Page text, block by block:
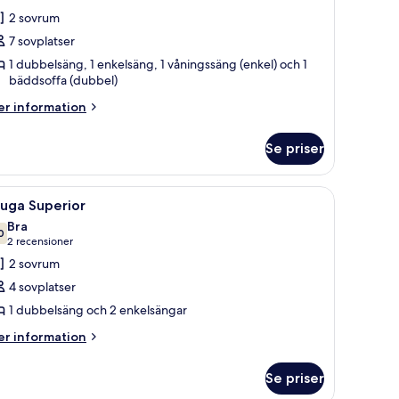
2 sovrum
7 sovplatser
1 dubbelsäng, 1 enkelsäng, 1 våningssäng (enkel) och 1
bäddsoffa (dubbel)
information
Se priser
en soffa och ett litet kök.Ett kompakt bostadsutrymme med ett litet
6 Superior
av 10
Bra
2 recensioner
(2 recensioner)
2 sovrum
4 sovplatser
1 dubbelsäng och 2 enkelsängar
information
Se priser